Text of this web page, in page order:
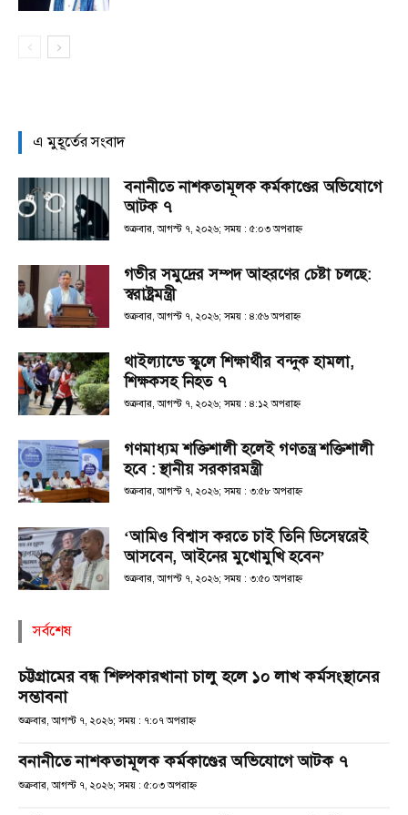
এ মুহূর্তের সংবাদ
বনানীতে নাশকতামূলক কর্মকাণ্ডের অভিযোগে
আটক ৭
শুক্রবার, আগস্ট ৭, ২০২৬; সময় : ৫:০৩ অপরাহ্ণ
গভীর সমুদ্রের সম্পদ আহরণের চেষ্টা চলছে:
স্বরাষ্ট্রমন্ত্রী
শুক্রবার, আগস্ট ৭, ২০২৬; সময় : ৪:৫৬ অপরাহ্ণ
থাইল্যান্ডে স্কুলে শিক্ষার্থীর বন্দুক হামলা,
শিক্ষকসহ নিহত ৭
শুক্রবার, আগস্ট ৭, ২০২৬; সময় : ৪:১২ অপরাহ্ণ
গণমাধ্যম শক্তিশালী হলেই গণতন্ত্র শক্তিশালী
হবে : স্থানীয় সরকারমন্ত্রী
শুক্রবার, আগস্ট ৭, ২০২৬; সময় : ৩:৫৮ অপরাহ্ণ
‘আমিও বিশ্বাস করতে চাই তিনি ডিসেম্বরেই
আসবেন, আইনের মুখোমুখি হবেন’
শুক্রবার, আগস্ট ৭, ২০২৬; সময় : ৩:৫০ অপরাহ্ণ
সর্বশেষ
চট্টগ্রামের বন্ধ শিল্পকারখানা চালু হলে ১০ লাখ কর্মসংস্থানের
সম্ভাবনা
শুক্রবার, আগস্ট ৭, ২০২৬; সময় : ৭:০৭ অপরাহ্ণ
বনানীতে নাশকতামূলক কর্মকাণ্ডের অভিযোগে আটক ৭
শুক্রবার, আগস্ট ৭, ২০২৬; সময় : ৫:০৩ অপরাহ্ণ